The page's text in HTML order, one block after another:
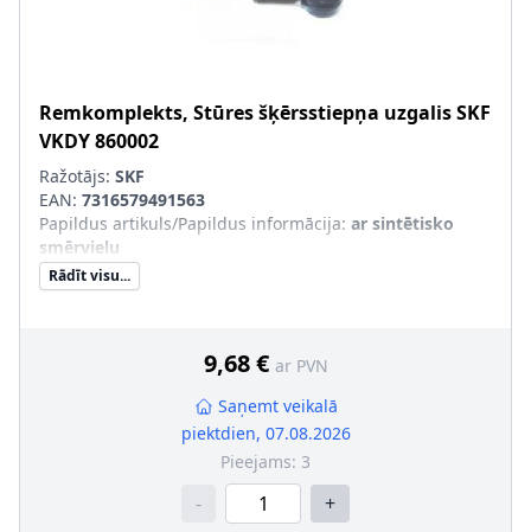
Remkomplekts, Stūres šķērsstiepņa uzgalisSKF
VKDY 860002
Ražotājs: SKF
EAN: 7316579491563
Papildus artikuls/Papildus informācija: ar sintētisko
smērvielu
Rādīt visu...
9,68 € ar PVN
Saņemt veikalā
piektdien, 07.08.2026
Pieejams: 3
- +